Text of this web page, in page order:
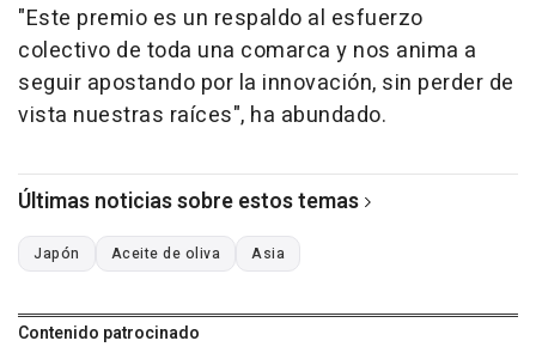
"Este premio es un respaldo al esfuerzo
colectivo de toda una comarca y nos anima a
seguir apostando por la innovación, sin perder de
vista nuestras raíces", ha abundado.
Últimas noticias sobre estos temas
Japón Aceite de oliva Asia
Contenido patrocinado